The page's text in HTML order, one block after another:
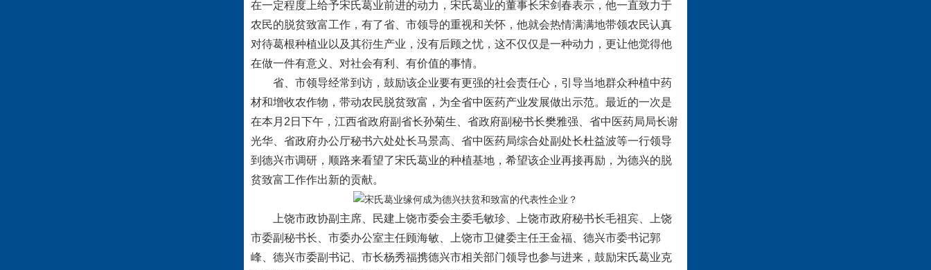
在一定程度上给予宋氏葛业前进的动力，宋氏葛业的董事长宋剑春表示，他一直致力于
农民的脱贫致富工作，有了省、市领导的重视和关怀，他就会热情满满地带领农民认真
对待葛根种植业以及其衍生产业，没有后顾之忧，这不仅仅是一种动力，更让他觉得他
在做一件有意义、对社会有利、有价值的事情。
省、市领导经常到访，鼓励该企业要有更强的社会责任心，引导当地群众种植中药
材和增收农作物，带动农民脱贫致富，为全省中医药产业发展做出示范。最近的一次是
在本月2日下午，江西省政府副省长孙菊生、省政府副秘书长樊雅强、省中医药局局长谢
光华、省政府办公厅秘书六处处长马景高、省中医药局综合处副处长杜益波等一行领导
到德兴市调研，顺路来看望了宋氏葛业的种植基地，希望该企业再接再励，为德兴的脱
贫致富工作作出新的贡献。
上饶市政协副主席、民建上饶市委会主委毛敏珍、上饶市政府秘书长毛祖宾、上饶
市委副秘书长、市委办公室主任顾海敏、上饶市卫健委主任王金福、德兴市委书记郭
峰、德兴市委副书记、市长杨秀福携德兴市相关部门领导也参与进来，鼓励宋氏葛业克